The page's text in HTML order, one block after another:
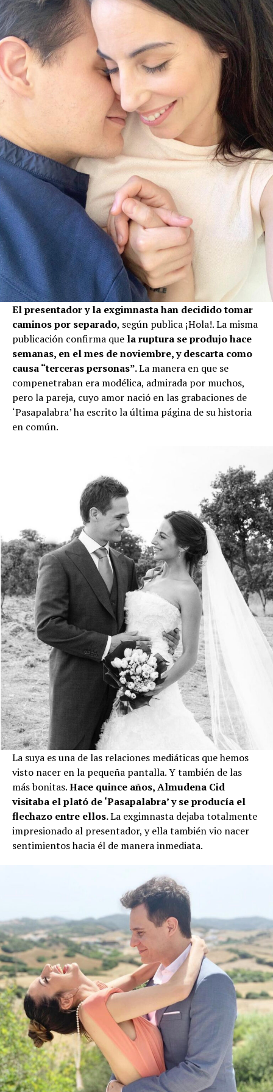
El presentador y la exgimnasta han decidido tomar
caminos por separado, según publica ¡Hola!. La misma
publicación confirma que la ruptura se produjo hace
semanas, en el mes de noviembre, y descarta como
causa “terceras personas”.La manera en que se
compenetraban era modélica, admirada por muchos,
pero la pareja, cuyo amor nació en las grabaciones de
‘Pasapalabra’ ha escrito la última página de su historia
en común.
La suya es una de las relaciones mediáticas que hemos
visto nacer en la pequeña pantalla. Y también de las
más bonitas.Hace quince años, Almudena Cid
visitaba el plató de ‘Pasapalabra’ y se producía el
flechazo entre ellos.La exgimnasta dejaba totalmente
impresionado al presentador, y ella también vio nacer
sentimientos hacia él de manera inmediata.